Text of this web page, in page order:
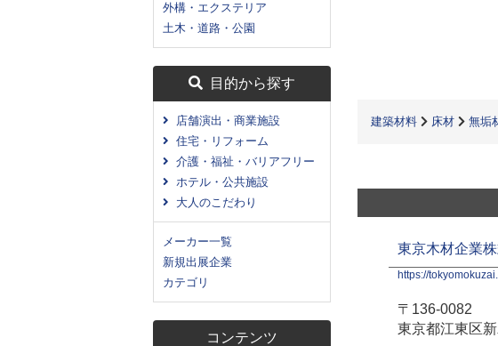
外構・エクステリア
土木・道路・公園
目的から探す
店舗演出・商業施設
住宅・リフォーム
介護・福祉・バリアフリー
ホテル・公共施設
大人のこだわり
メーカー一覧
新規出展企業
カテゴリ
コンテンツ
建築材料 床材 無垢
東京木材企業
https://
〒136-0082
東京都江東区